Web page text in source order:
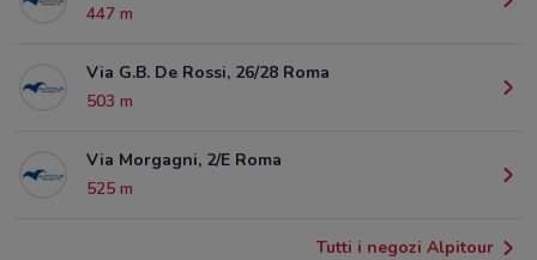
447 m
Via G.B. De Rossi, 26/28 Roma
503 m
Via Morgagni, 2/E Roma
525 m
Tutti i negozi Alpitour